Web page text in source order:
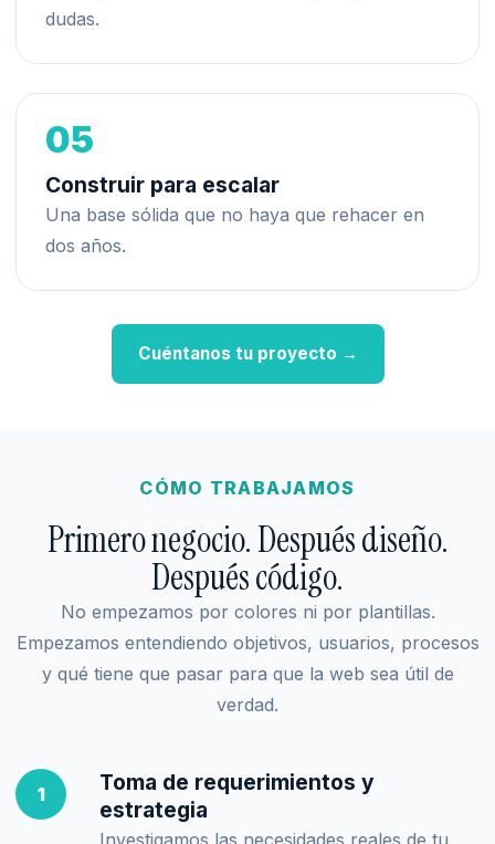
dudas.
05
Construir para escalar
Una base sólida que no haya que rehacer en
dos años.
Cuéntanos tu proyecto →
CÓMO TRABAJAMOS
Primero negocio. Después diseño.
Después código.
No empezamos por colores ni por plantillas.
Empezamos entendiendo objetivos, usuarios, procesos
y qué tiene que pasar para que la web sea útil de
verdad.
1
Toma de requerimientos y
estrategia
Investigamos las necesidades reales de tu